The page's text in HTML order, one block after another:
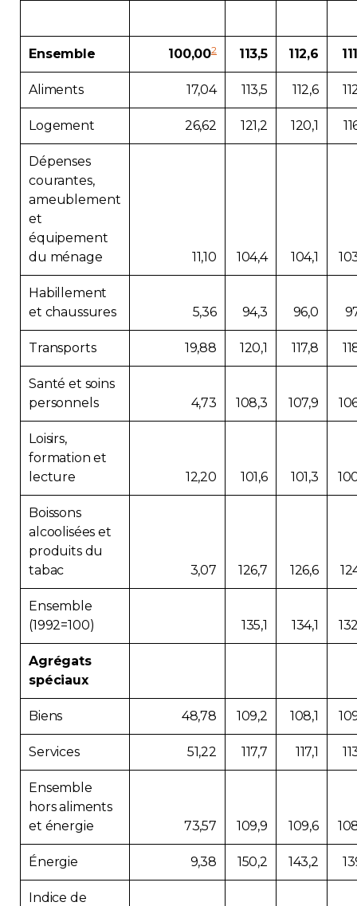
Ensemble 100,002 113,5 112,6
Aliments 17,04 113,5 112,6
Logement 26,62 121,2 120,1
Dépenses
courantes,
ameublement
et
équipement
du ménage
11,10 104,4 104,1
Habillement
et chaussures
5,36 94,3 96,0
Transports 19,88 120,1 117,8
Santé et soins
personnels
4,73 108,3 107,9
Loisirs,
formation et
lecture
12,20 101,6 101,3
Boissons
alcoolisées et
produits du
tabac
3,07 126,7 126,6
Ensemble
(1992=100)
135,1 134,1
Agrégats
spéciaux
Biens 48,78 109,2 108,1
Services 51,22 117,7 117,1
Ensemble
hors aliments
et énergie
73,57 109,9 109,6
Énergie 9,38 150,2 143,2
Indice de